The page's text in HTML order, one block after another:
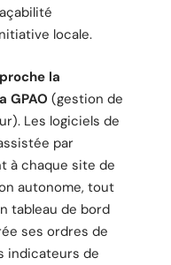
locale.
la
GPAO (gestion de
Les logiciels de
par
à chaque site de
autonome, tout
tableau de bord
ses ordres de
indicateurs de